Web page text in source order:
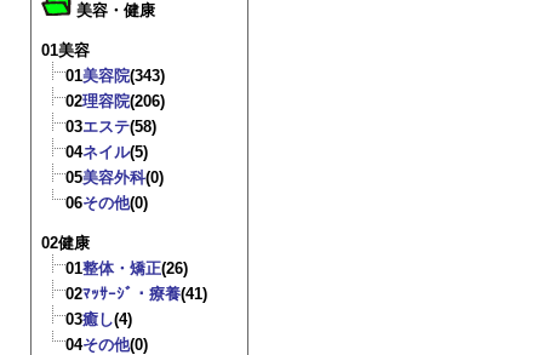
美容・健康
01美容
01美容院(343)
02理容院(206)
03エステ(58)
04ネイル(5)
05美容外科(0)
06その他(0)
02健康
01整体・矯正(26)
02ﾏｯｻｰｼﾞ・療養(41)
03癒し(4)
04その他(0)